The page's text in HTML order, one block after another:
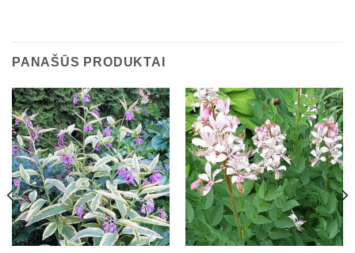
PANAŠŪS PRODUKTAI